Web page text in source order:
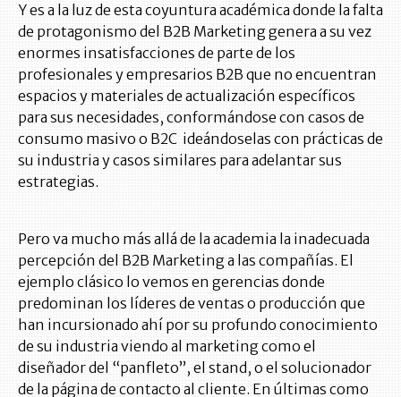
Y es a la luz de esta coyuntura académica donde la falta
de protagonismo del B2B Marketing genera a su vez
enormes insatisfacciones de parte de los
profesionales y empresarios B2B que no encuentran
espacios y materiales de actualización específicos
para sus necesidades, conformándose con casos de
consumo masivo o B2C ideándoselas con prácticas de
su industria y casos similares para adelantar sus
estrategias.
Pero va mucho más allá de la academia la inadecuada
percepción del B2B Marketing a las compañías. El
ejemplo clásico lo vemos en gerencias donde
predominan los líderes de ventas o producción que
han incursionado ahí por su profundo conocimiento
de su industria viendo al marketing como el
diseñador del “panfleto”, el stand, o el solucionador
de la página de contacto al cliente. En últimas como